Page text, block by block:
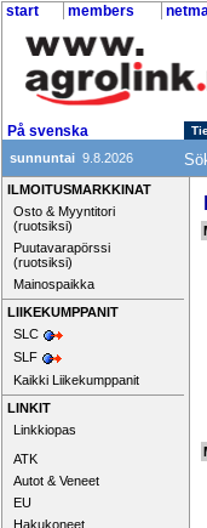
start members
På svenska
sunnuntai 9.8.2026
ILMOITUSMARKKINAT
Osto & Myyntitori
(ruotsiksi)
Puutavarapörssi
(ruotsiksi)
Mainospaikka
LIIKEKUMPPANIT
SLC
SLF
Kaikki Liikekumppanit
LINKIT
Linkkiopas
ATK
Autot & Veneet
EU
Hakukoneet